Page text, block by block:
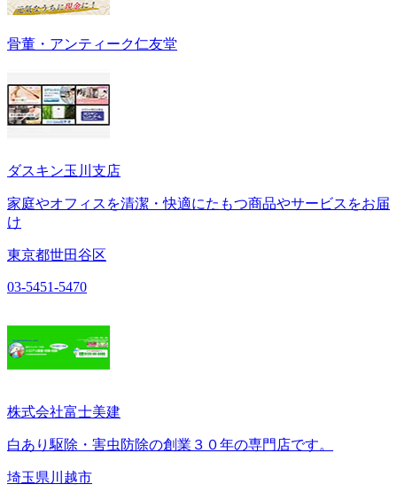
骨董・アンティーク仁友堂
ダスキン玉川支店
家庭やオフィスを清潔・快適にたもつ商品やサービスをお届
け
東京都世田谷区
03-5451-5470
株式会社富士美建
白あり駆除・害虫防除の創業３０年の専門店です。
埼玉県川越市